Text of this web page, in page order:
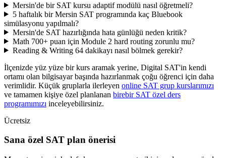
Mersin'de bir SAT kursu adaptif modülü nasıl öğretmeli?
5 haftalık bir Mersin SAT programında kaç Bluebook
simülasyonu yapılmalı?
Mersin'de SAT hazırlığında hata günlüğü neden kritik?
Math 700+ puan için Module 2 hard routing zorunlu mu?
Reading & Writing 64 dakikayı nasıl bölmek gerekir?
İlçenizde yüz yüze bir kurs aramak yerine, Digital SAT'in kendi
ortamı olan bilgisayar başında hazırlanmak çoğu öğrenci için daha
verimlidir. Küçük gruplarla ilerleyen online SAT grup kurslarımızı
ve tamamen kişiye özel planlanan birebir SAT özel ders
programımızı inceleyebilirsiniz.
Ücretsiz
Sana özel SAT plan önerisi